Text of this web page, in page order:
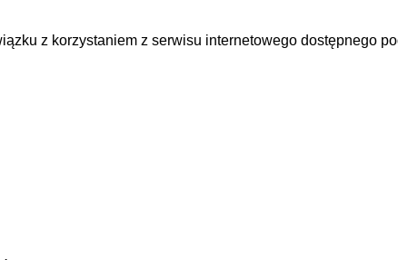
z korzystaniem z serwisu internetowego dostępnego